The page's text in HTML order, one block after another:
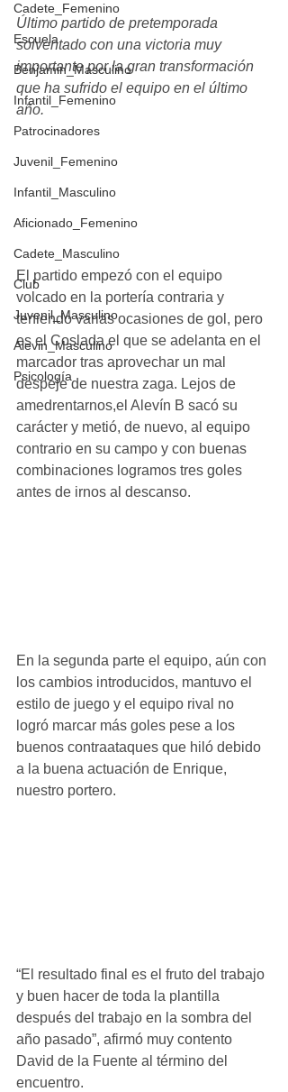
Cadete_Femenino
Escuela
Benjamin_Masculino
Infantil_Femenino
Patrocinadores
Juvenil_Femenino
Infantil_Masculino
Aficionado_Femenino
Cadete_Masculino
Club
Juvenil_Masculino
Alevin_Masculino
Psicología
Último partido de pretemporada
solventado con una victoria muy
importante por la gran transformación
que ha sufrido el equipo en el último
año.
El partido empezó con el equipo
volcado en la portería contraria y
teniendo varias ocasiones de gol, pero
es el Coslada el que se adelanta en el
marcador tras aprovechar un mal
despeje de nuestra zaga. Lejos de
amedrentarnos,el Alevín B sacó su
carácter y metió, de nuevo, al equipo
contrario en su campo y con buenas
combinaciones logramos tres goles
antes de irnos al descanso.
En la segunda parte el equipo, aún con
los cambios introducidos, mantuvo el
estilo de juego y el equipo rival no
logró marcar más goles pese a los
buenos contraataques que hiló debido
a la buena actuación de Enrique,
nuestro portero.
“El resultado final es el fruto del trabajo
y buen hacer de toda la plantilla
después del trabajo en la sombra del
año pasado”, afirmó muy contento
David de la Fuente al término del
encuentro.